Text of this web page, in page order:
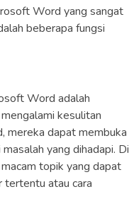
Word yang sangat
beberapa fungsi
Word adalah
kesulitan
mereka dapat membuka
yang dihadapi. Di
topik yang dapat
tertentu atau cara